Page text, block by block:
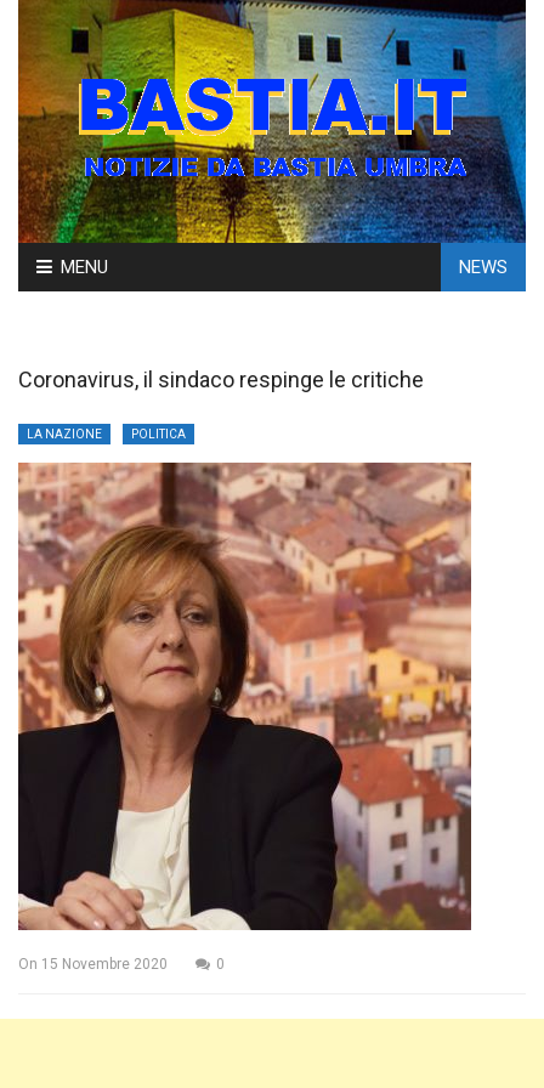
Skip
to
MENU NEWS
Coronavirus, il sindaco respinge le critiche
LA NAZIONE POLITICA
On 15 Novembre 2020 0